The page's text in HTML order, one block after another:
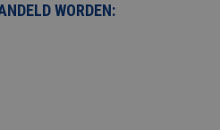
WORDEN: